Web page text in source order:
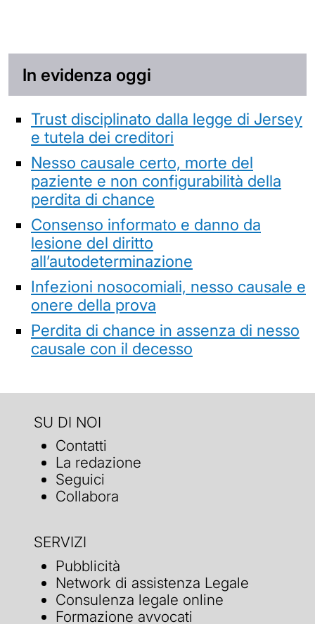
In evidenza oggi
Trust disciplinato dalla legge di Jersey
e tutela dei creditori
Nesso causale certo, morte del
paziente e non configurabilità della
perdita di chance
Consenso informato e danno da
lesione del diritto
all’autodeterminazione
Infezioni nosocomiali, nesso causale e
onere della prova
Perdita di chance in assenza di nesso
causale con il decesso
SU DI NOI
Contatti
La redazione
Seguici
Collabora
SERVIZI
Pubblicità
Network di assistenza Legale
Consulenza legale online
Formazione avvocati